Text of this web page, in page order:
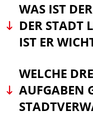
WAS IST
DER STADT
IST ER
WELCHE
AUFGABEN